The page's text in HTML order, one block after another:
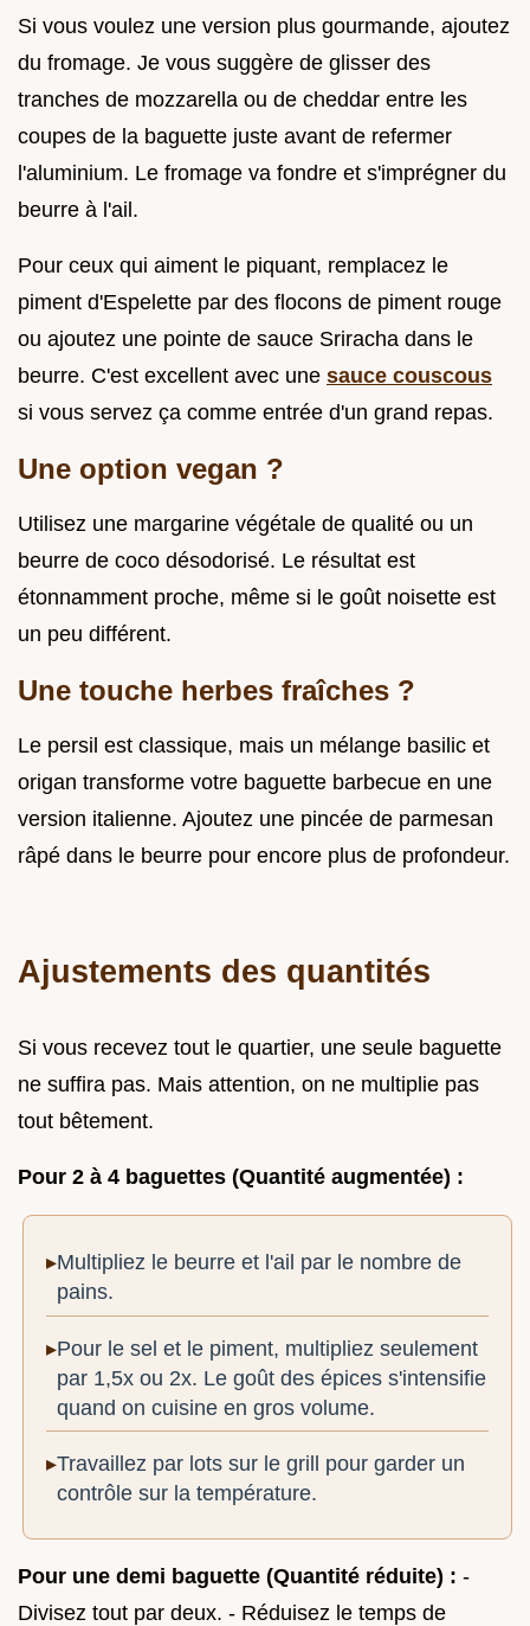
Si vous voulez une version plus gourmande, ajoutez
du fromage. Je vous suggère de glisser des
tranches de mozzarella ou de cheddar entre les
coupes de la baguette juste avant de refermer
l'aluminium. Le fromage va fondre et s'imprégner du
beurre à l'ail.
Pour ceux qui aiment le piquant, remplacez le
piment d'Espelette par des flocons de piment rouge
ou ajoutez une pointe de sauce Sriracha dans le
beurre. C'est excellent avec une sauce couscous
si vous servez ça comme entrée d'un grand repas.
Une option vegan ?
Utilisez une margarine végétale de qualité ou un
beurre de coco désodorisé. Le résultat est
étonnamment proche, même si le goût noisette est
un peu différent.
Une touche herbes fraîches ?
Le persil est classique, mais un mélange basilic et
origan transforme votre baguette barbecue en une
version italienne. Ajoutez une pincée de parmesan
râpé dans le beurre pour encore plus de profondeur.
Ajustements des quantités
Si vous recevez tout le quartier, une seule baguette
ne suffira pas. Mais attention, on ne multiplie pas
tout bêtement.
Pour 2 à 4 baguettes (Quantité augmentée) :
Multipliez le beurre et l'ail par le nombre de
pains.
Pour le sel et le piment, multipliez seulement
par 1,5x ou 2x. Le goût des épices s'intensifie
quand on cuisine en gros volume.
Travaillez par lots sur le grill pour garder un
contrôle sur la température.
Pour une demi baguette (Quantité réduite) : -
Divisez tout par deux. - Réduisez le temps de